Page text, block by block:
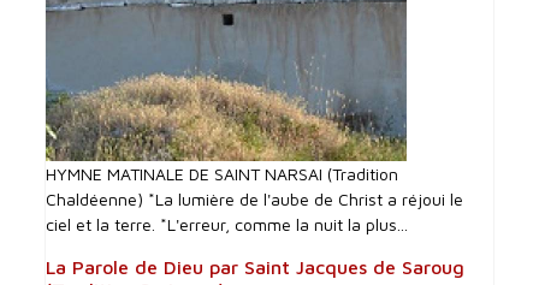
HYMNE MATINALE DE SAINT NARSAI (Tradition
Chaldéenne) *La lumière de l'aube de Christ a réjoui le
ciel et la terre. *L'erreur, comme la nuit la plus...
La Parole de Dieu par Saint Jacques de Saroug